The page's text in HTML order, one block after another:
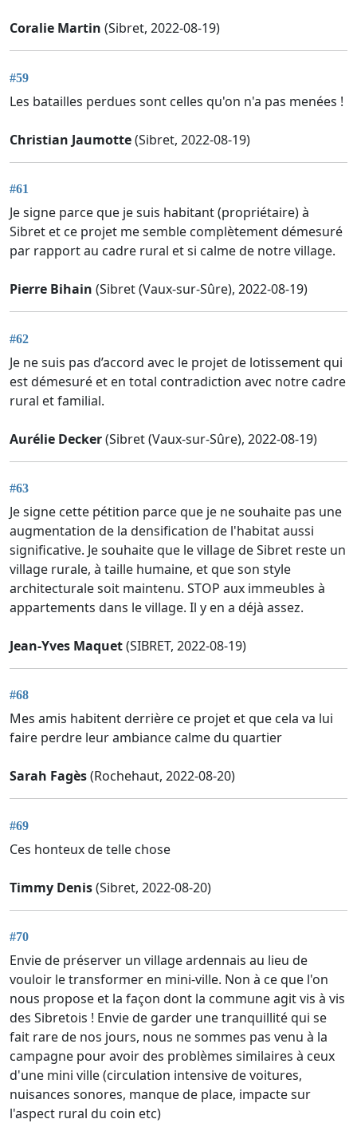
Coralie Martin (Sibret, 2022-08-19)
#59
Les batailles perdues sont celles qu'on n'a pas menées !
Christian Jaumotte(Sibret, 2022-08-19)
#61
Je signe parce que je suis habitant (propriétaire) à
Sibret et ce projet me semble complètement démesuré
par rapport au cadre rural et si calme de notre village.
Pierre Bihain (Sibret (Vaux-sur-Sûre), 2022-08-19)
#62
Je ne suis pas d’accord avec le projet de lotissement qui
est démesuré et en total contradiction avec notre cadre
rural et familial.
Aurélie Decker(Sibret (Vaux-sur-Sûre), 2022-08-19)
#63
Je signe cette pétition parce que je ne souhaite pas une
augmentation de la densification de l'habitat aussi
significative. Je souhaite que le village de Sibret reste un
village rurale, à taille humaine, et que son style
architecturale soit maintenu. STOP aux immeubles à
appartements dans le village. Il y en a déjà assez.
Jean-Yves Maquet(SIBRET, 2022-08-19)
#68
Mes amis habitent derrière ce projet et que cela va lui
faire perdre leur ambiance calme du quartier
Sarah Fagès(Rochehaut, 2022-08-20)
#69
Ces honteux de telle chose
Timmy Denis(Sibret, 2022-08-20)
#70
Envie de préserver un village ardennais au lieu de
vouloir le transformer en mini-ville. Non à ce que l'on
nous propose et la façon dont la commune agit vis à vis
des Sibretois ! Envie de garder une tranquillité qui se
fait rare de nos jours, nous ne sommes pas venu à la
campagne pour avoir des problèmes similaires à ceux
d'une mini ville (circulation intensive de voitures,
nuisances sonores, manque de place, impacte sur
l'aspect rural du coin etc)